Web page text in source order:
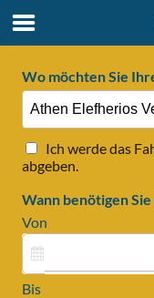
Wo möchten Sie
Ich werde das
abgeben.
Wann benötigen
Von
Bis